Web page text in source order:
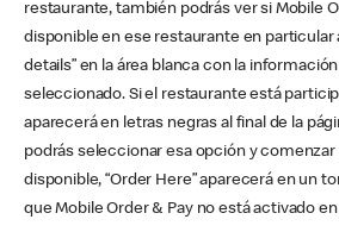
restaurante, también podrás ver si Mobile
disponible en ese restaurante en particular
details” en la área blanca con la
seleccionado. Si el restaurante está
aparecerá en letras negras al final de la
podrás seleccionar esa opción y comenzar
disponible, “Order Here” aparecerá en un
que Mobile Order & Pay no está activado